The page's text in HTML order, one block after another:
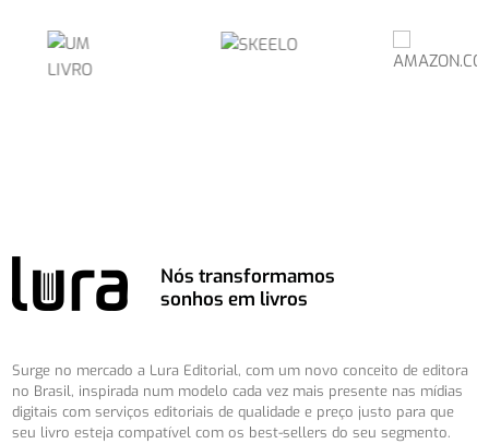
Nós transformamos
sonhos em livros
Surge no mercado a Lura Editorial, com um novo conceito de editora
no Brasil, inspirada num modelo cada vez mais presente nas mídias
digitais com serviços editoriais de qualidade e preço justo para que
seu livro esteja compatível com os best-sellers do seu segmento.